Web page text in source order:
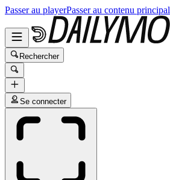
Passer au playerPasser au contenu principal
Rechercher
Se connecter